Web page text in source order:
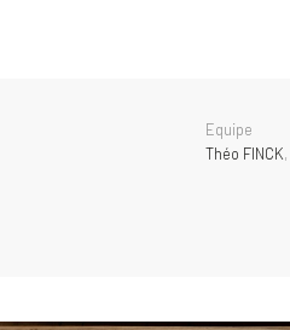
Equipe
Théo FINCK,